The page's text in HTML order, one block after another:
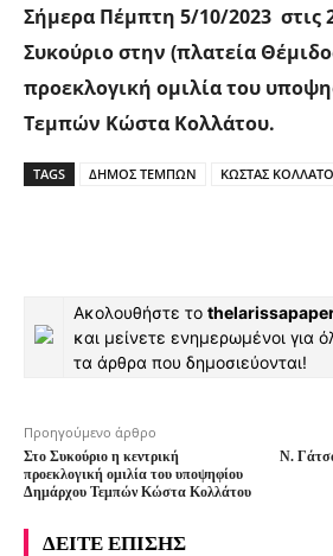
Σήμερα Πέμπτη 5/10/2023 στις
Συκούριο στην (πλατεία
προεκλογική ομιλία του
Τεμπών Κώστα Κολλάτου.
TAGS ΔΗΜΟΣ ΤΕΜΠΩΝ ΚΩΣΤΑΣ
Ακολουθήστε το
και μείνετε ενημερωμένοι για
τα άρθρα που δημοσιεύονται!
Προηγούμενο άρθρο
Στο Συκούριο η κεντρική
προεκλογική ομιλία του υποψηφίου
Δημάρχου Τεμπών Κώστα Κολλάτου
Ν.
ΔΕΙΤΕ ΕΠΙΣΗΣ